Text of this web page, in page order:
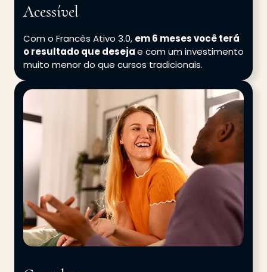
Acessível
Com o Francês Ativo 3.0, em 6 meses você terá
o resultado que desejae com um investimento
muito menor do que cursos tradicionais.